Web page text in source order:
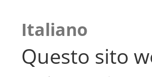
Italiano
Questo sito